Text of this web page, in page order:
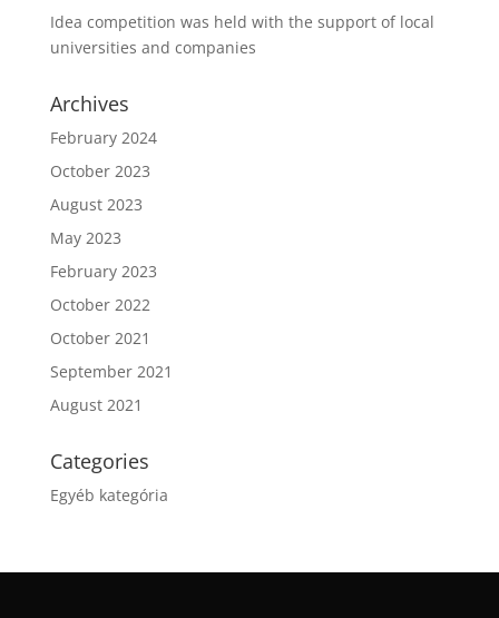
Idea competition was held with the support of local
universities and companies
Archives
February 2024
October 2023
August 2023
May 2023
February 2023
October 2022
October 2021
September 2021
August 2021
Categories
Egyéb kategória